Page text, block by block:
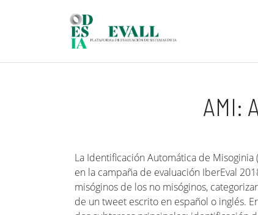
AMI:
La Identificación Automática de
en la campaña de evaluación IberEval
misóginos de los no misóginos,
de un tweet escrito en español o inglés.